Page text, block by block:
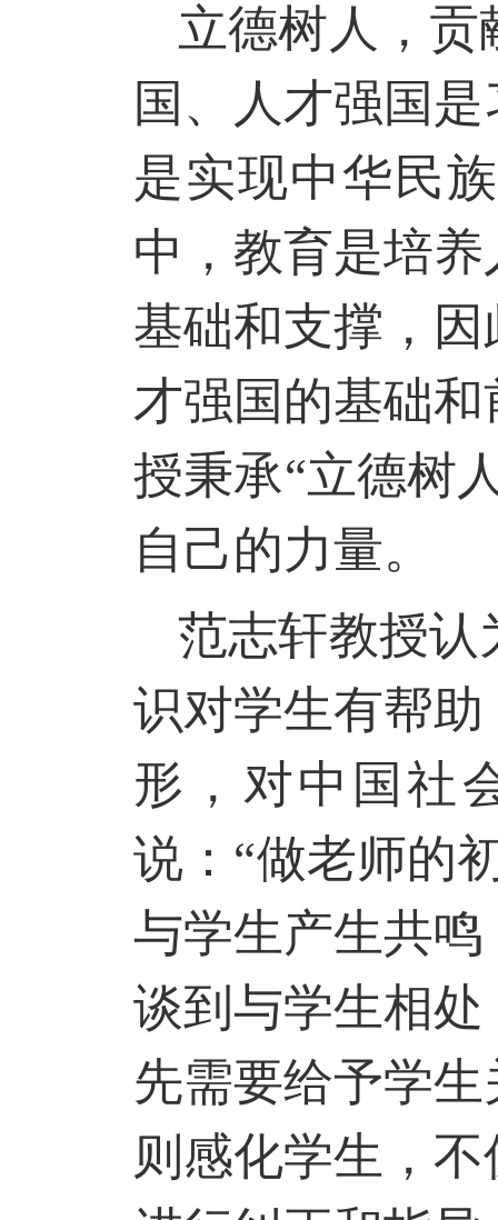
立德树人，贡
国、人才强国
是实现中华民
中，教育是培
基础和支撑，
才强国的基础
授秉承“立德树
自己的力量。
范志轩教授认
识对学生有帮
形，对中国社
说：“做老师的
与学生产生共
谈到与学生相
先需要给予学
则感化学生，